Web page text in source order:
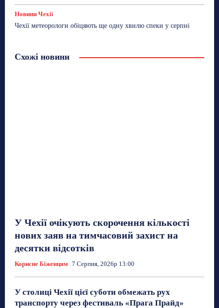
Новини Чехії
Чехії метеорологи обіцяють ще одну хвилю спеки у серпні
Схожі новини
У Чехії очікують скорочення кількості
нових заяв на тимчасовий захист на
десятки відсотків
Корисне Біженцям 7 Серпня, 2026р 13:00
У столиці Чехії цієї суботи обмежать рух
транспорту через фестиваль «Прага Прайд»